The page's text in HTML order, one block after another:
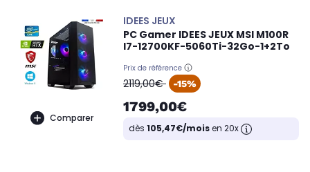
Comparer
IDEES JEUX
PC Gamer IDEES JEUX MSI M100R
I7-12700KF-5060Ti-32Go-1+2To
Prix de référence
oldPrice
2119,00€ -15%
1799,00€
dès 105,47€/moisen 20x